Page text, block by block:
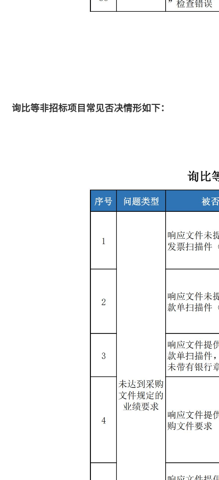
询比等非招标项目常见否决情形如下：